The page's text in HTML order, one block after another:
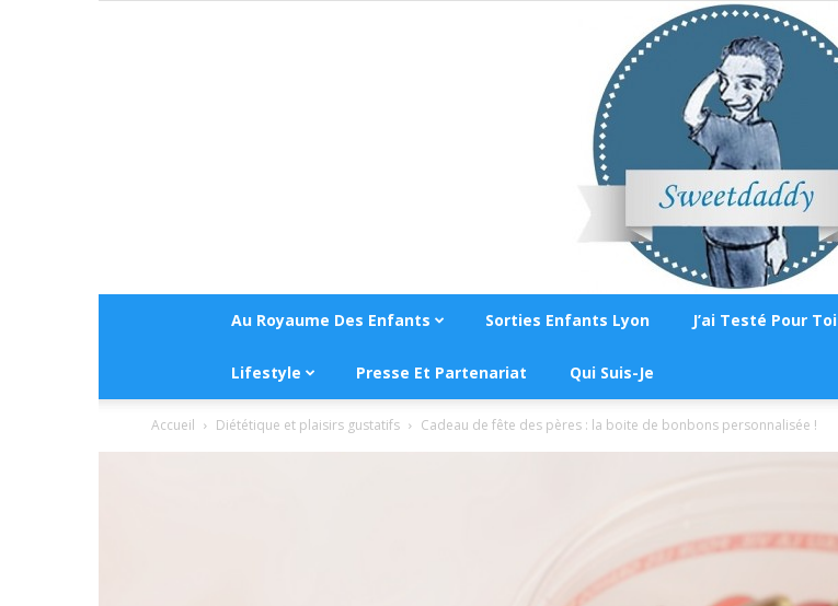
Au Royaume Des Enfants Sorties Enfants Lyon J’ai Testé Pour Toi
Lifestyle Presse Et Partenariat Qui Suis-Je
Accueil Diététique et plaisirs gustatifs Cadeau de fête des pères : la boite de bonbons personnalisée !